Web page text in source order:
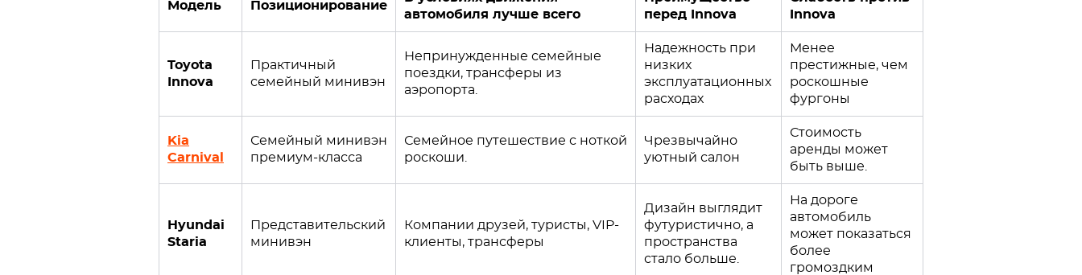
Модель Позиционирование
автомобиля лучше всего
перед Innova
Innova
Toyota
Innova
Практичный
семейный минивэн
Непринужденные семейные
поездки, трансферы из
аэропорта.
Надежность при
низких
эксплуатационных
расходах
Менее
престижные, чем
роскошные
фургоны
Kia
Carnival
Семейный минивэн
премиум-класса
Семейное путешествие с ноткой
роскоши.
Чрезвычайно
уютный салон
Стоимость
аренды может
быть выше.
Hyundai
Staria
Представительский
минивэн
Компании друзей, туристы, VIP-
клиенты, трансферы
Дизайн выглядит
футуристично, а
пространства
стало больше.
На дороге
автомобиль
может показаться
более
громоздким